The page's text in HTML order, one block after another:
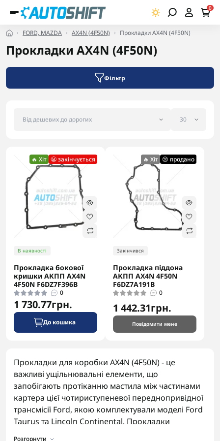
0
FORD, MAZDA AX4N (4F50N) Прокладки AX4N (4F50N)
Прокладки AX4N (4F50N)
Фільтр
🔥 Хіт 😬 закінчується
В наявності
Прокладка бокової
кришки АКПП AX4N
4F50N F6DZ7F396B
0
1 730.77грн.
До кошика
🔥 Хіт 😢 продано
Закінчився
Прокладка піддона
АКПП AX4N 4F50N
F6DZ7A191B
0
1 442.31грн.
Повідомити мене
Прокладки для коробки AX4N (4F50N) - це
важливі ущільнювальні елементи, що
запобігають протіканню мастила між частинами
картера цієї чотириступеневої переднопривідної
трансмісії Ford, якою комплектували моделі Ford
Taurus та Lincoln Continental. Прокладки
Розгорнути